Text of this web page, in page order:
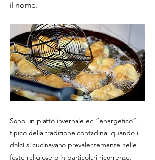
il nome.
Sono un piatto invernale ed “energetico”,
tipico della tradizione contadina, quando i
dolci si cucinavano prevalentemente nelle
feste religiose o in particolari ricorrenze,